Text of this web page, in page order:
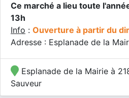
Ce marché a lieu toute
13h
Info : Ouverture à partir du
Adresse : Esplanade de la
Esplanade de la Mairie à
Sauveur